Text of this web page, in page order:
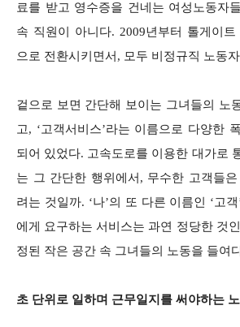
료를 받고 영수증을 건네는 여성노동자
속 직원이 아니다. 2009년부터 톨게이
으로 전환시키면서, 모두 비정규직 노동
겉으로 보면 간단해 보이는 그녀들의 노
고, ‘고객서비스’라는 이름으로 다양한
되어 있었다. 고속도로를 이용한 대가로
는 그 간단한 행위에서, 무수한 고객들
려는 것일까. ‘나’의 또 다른 이름인 ‘고
에게 요구하는 서비스는 과연 정당한 것
정된 작은 공간 속 그녀들의 노동을 들여
초 단위로 일하며 근무일지를 써야하는